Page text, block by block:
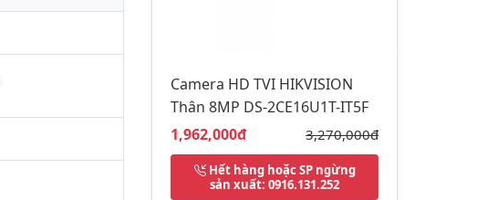
Camera HD TVI HIKVISION
Thân 8MP DS-2CE16U1T-IT5F
Giá bán:
1,962,000đ Giá gốc:
3,270,000đ
Hết hàng hoặc SP ngừng
sản xuất: 0916.131.252